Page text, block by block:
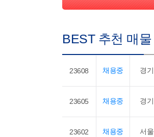
BEST 추천 매물
23608 채용중 경기
23605 채용중 경기
23602 채용중 서울